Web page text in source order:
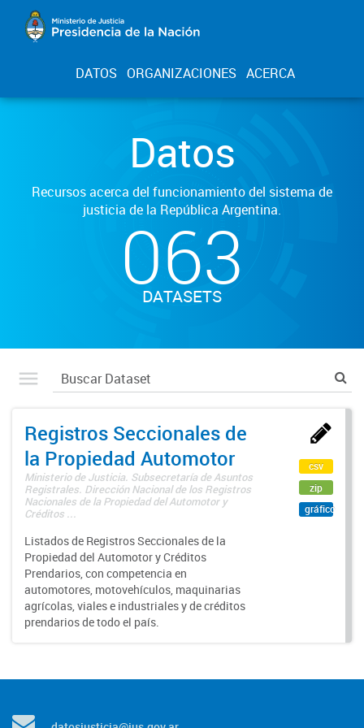
DATOS ORGANIZACIONES ACERCA
Datos
Recursos acerca del funcionamiento del sistema de
justicia de la República Argentina.
063
DATASETS
Registros Seccionales de
la Propiedad Automotor
Ministerio de Justicia. Subsecretaría de Asuntos
Registrales. Dirección Nacional de los Registros
Nacionales de la Propiedad del Automotor y
Créditos ...
Listados de Registros Seccionales de la
Propiedad del Automotor y Créditos
Prendarios, con competencia en
automotores, motovehículos, maquinarias
agrícolas, viales e industriales y de créditos
prendarios de todo el país.
csv
zip
gráfico